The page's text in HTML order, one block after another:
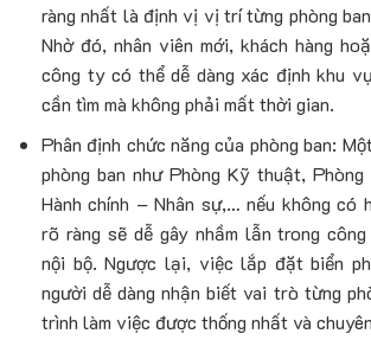
ràng nhất là định vị vị trí từng phòng
Nhờ đó, nhân viên mới, khách hàng
công ty có thể dễ dàng xác định khu
cần tìm mà không phải mất thời gian.
Phân định chức năng của phòng ban:
phòng ban như Phòng Kỹ thuật, Phòng
Hành chính – Nhân sự,… nếu không có
rõ ràng sẽ dễ gây nhầm lẫn trong
nội bộ. Ngược lại, việc lắp đặt biển
người dễ dàng nhận biết vai trò từng
trình làm việc được thống nhất và